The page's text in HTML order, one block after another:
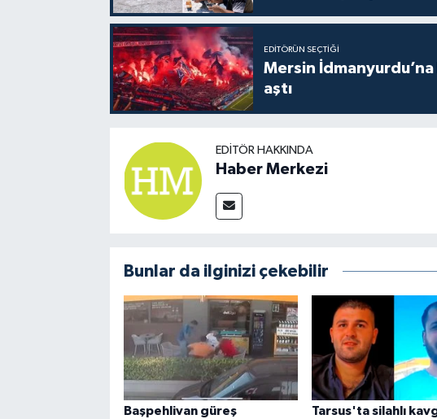
EDITÖRÜN SEÇTIĞI
Mersin
aştı
EDITÖR HAKKINDA
Haber Merkezi
Bunlar da ilginizi çekebilir
Başpehlivan güreş
Tarsus'ta silahlı